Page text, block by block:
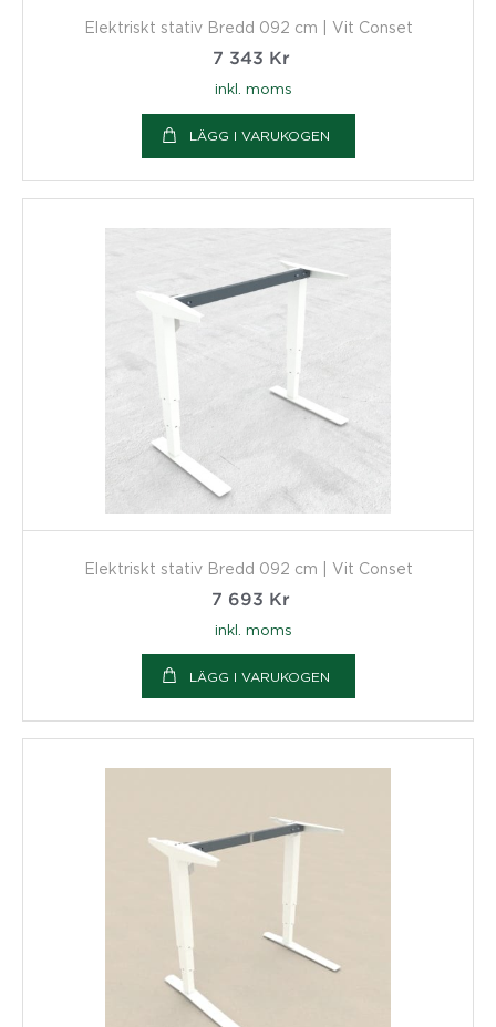
Elektriskt stativ Bredd 092 cm | Vit Conset
7 343 Kr
inkl. moms
LÄGG I VARUKOGEN
Elektriskt stativ Bredd 092 cm | Vit Conset
7 693 Kr
inkl. moms
LÄGG I VARUKOGEN